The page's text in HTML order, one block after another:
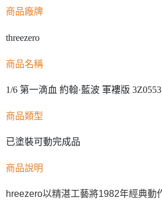
商品廠牌
threezero
商品名稱
1/6 第一滴血 約翰·藍波 軍褸版
商品類型
已塗裝可動完成品
商品說明
hreezero以精湛工藝將1982年經典動